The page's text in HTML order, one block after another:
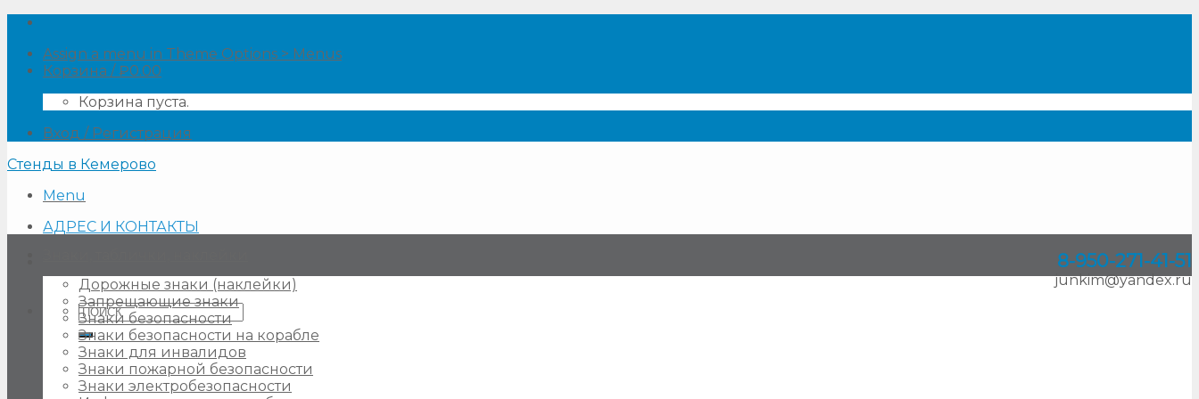
Skip
contentAssign a menu in Theme Options > Menus
Корзина /₽0.00
Корзина пуста.
Вход / Регистрация
Стенды в Кемерово
Menu
АДРЕС И КОНТАКТЫ
8-950-271-41-51
junkim@yandex.ru
Искать:
Дорожные знаки (наклейки)
Запрещающие знаки
Знаки безопасности
Знаки безопасности на корабле
Знаки для инвалидов
Знаки пожарной безопасности
Знаки электробезопасности